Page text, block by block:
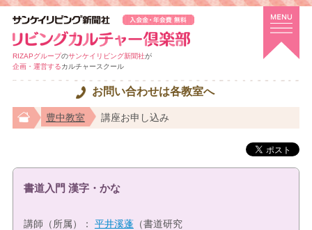
RIZAPグループのサンケイリビング新聞社が
企画・運営するカルチャースクール
お問い合わせは各教室へ
豊中教室 講座お申し込み
書道入門 漢字・かな
講師（所属）： 平井溪蓬（書道研究